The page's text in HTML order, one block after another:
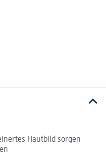
Hautbild sorgen